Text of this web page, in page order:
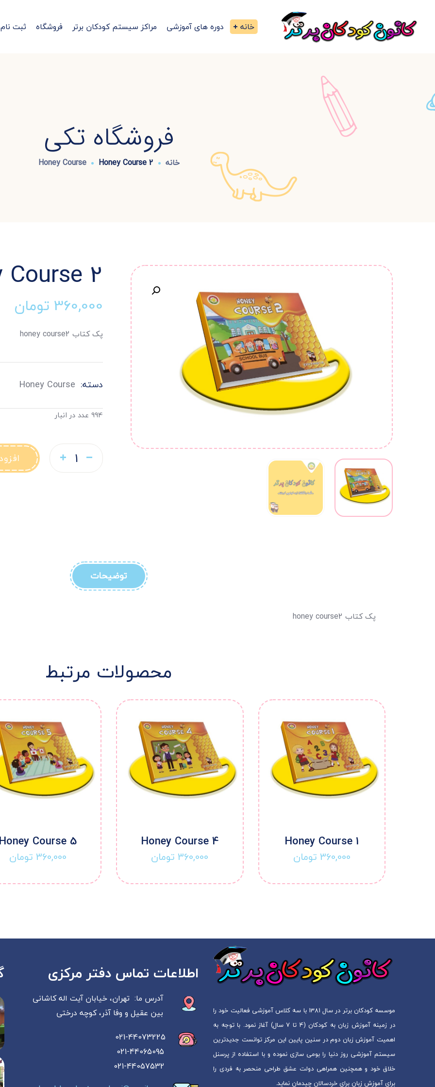
خانه دوره های آموزشی مراکز سیستم کودکان برتر فروشگاه ثبت نام
فروشگاه تکی
خانه Honey Course Honey Course 2
Course 2
360,000 تومان
پک کتاب honey course2
دسته: Honey Course
994 عدد در انبار
توضیحات
پک کتاب honey course2
محصولات مرتبط
Honey Course 1
360,000 تومان
Honey Course 4
360,000 تومان
Honey Course 5
360,000 تومان
موسسه کودکان برتر در سال 1381 با سه کلاس آموزشی فعالیت خود را
در زمینه آموزش زبان به کودکان (4 تا 7 سال) آغاز نمود. با توجه به
اهمیت آموزش زبان دوم در سنین پایین این مرکز توانست جدیدترین
سیستم آموزشی روز دنیا را بومی سازی نموده و با استفاده از پرسنل
خلاق خود و همچنین همراهی دولت عشق طراحی منحصر به فردی را
برای آموزش زبان برای خردسالان چیدمان نماید.
اطلاعات تماس دفتر مرکزی
آدرس ما: تهران، خیابان آیت اله کاشانی
بین عقیل و وفا آذر، کوچه درختی
021-44073225
021-44065095
021-44057532